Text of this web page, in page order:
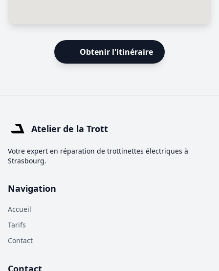
Obtenir l'itinéraire
Atelier de la Trott
Votre expert en réparation de trottinettes électriques à
Strasbourg.
Navigation
Accueil
Tarifs
Contact
Contact